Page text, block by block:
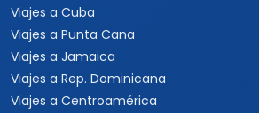
Viajes a Cuba
Viajes a Punta Cana
Viajes a Jamaica
Viajes a Rep. Dominicana
Viajes a Centroamérica